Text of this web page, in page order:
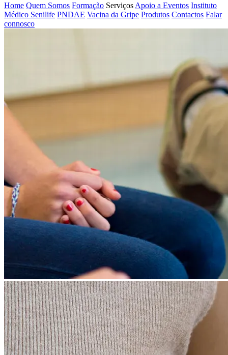
Home Quem Somos Formação Serviços Apoio a Eventos Instituto
Médico Senilife PNDAE Vacina da Gripe Produtos Contactos Falar
connosco